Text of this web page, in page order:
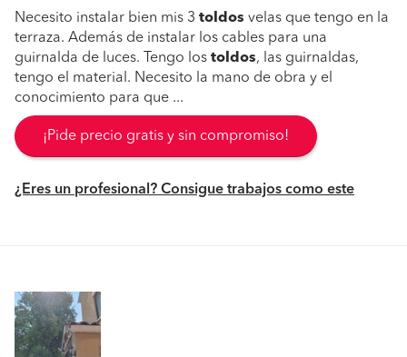
Necesito instalar bien mis 3 toldos velas que tengo en la
terraza. Además de instalar los cables para una
guirnalda de luces. Tengo los toldos, las guirnaldas,
tengo el material. Necesito la mano de obra y el
conocimiento para que ...
¡Pide precio gratis y sin compromiso!
¿Eres un profesional? Consigue trabajos como este